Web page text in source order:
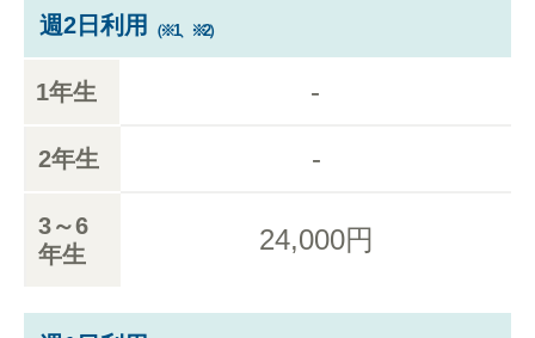
週2日利用 （※1、※2）
1年生 -
2年生 -
3～6
年生
24,000円